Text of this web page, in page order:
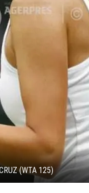
(WTA 125)